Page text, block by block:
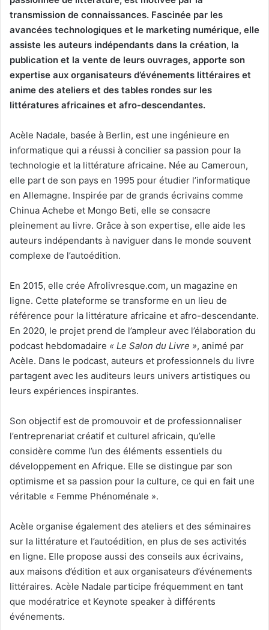
transmission de connaissances. Fascinée par les
avancées technologiques et le marketing numérique, elle
assiste les auteurs indépendants dans la création, la
publication et la vente de leurs ouvrages, apporte son
expertise aux organisateurs d’événements littéraires et
anime des ateliers et des tables rondes sur les
littératures africaines et afro-descendantes.
Acèle Nadale, basée à Berlin, est une ingénieure en
informatique qui a réussi à concilier sa passion pour la
technologie et la littérature africaine. Née au Cameroun,
elle part de son pays en 1995 pour étudier l’informatique
en Allemagne. Inspirée par de grands écrivains comme
Chinua Achebe et Mongo Beti, elle se consacre
pleinement au livre. Grâce à son expertise, elle aide les
auteurs indépendants à naviguer dans le monde souvent
complexe de l’autoédition.
En 2015, elle crée Afrolivresque.com, un magazine en
ligne. Cette plateforme se transforme en un lieu de
référence pour la littérature africaine et afro-descendante.
En 2020, le projet prend de l’ampleur avec l’élaboration du
podcast hebdomadaire « Le Salon du Livre », animé par
Acèle. Dans le podcast, auteurs et professionnels du livre
partagent avec les auditeurs leurs univers artistiques ou
leurs expériences inspirantes.
Son objectif est de promouvoir et de professionnaliser
l’entreprenariat créatif et culturel africain, qu’elle
considère comme l’un des éléments essentiels du
développement en Afrique. Elle se distingue par son
optimisme et sa passion pour la culture, ce qui en fait une
véritable « Femme Phénoménale ».
Acèle organise également des ateliers et des séminaires
sur la littérature et l’autoédition, en plus de ses activités
en ligne. Elle propose aussi des conseils aux écrivains,
aux maisons d’édition et aux organisateurs d’événements
littéraires. Acèle Nadale participe fréquemment en tant
que modératrice et Keynote speaker à différents
événements.